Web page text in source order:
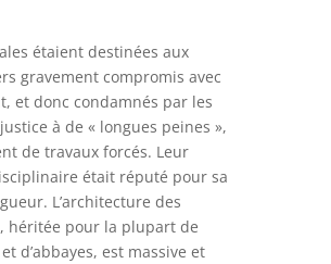
étaient destinées aux
gravement compromis avec
et donc condamnés par les
à de « longues peines »,
de travaux forcés. Leur
était réputé pour sa
L’architecture des
héritée pour la plupart de
d’abbayes, est massive et